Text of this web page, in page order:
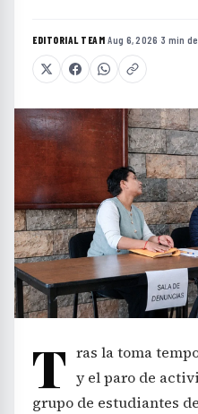
EDITORIAL TEAM·Aug 6, 2026 ·3 min
T ras la toma
y el paro de
grupo de estudiantes